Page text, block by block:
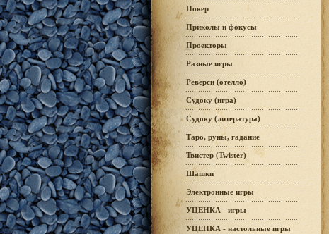
Покер
Приколы и фокусы
Проекторы
Разные игры
Реверси (отелло)
Судоку (игра)
Судоку (литература)
Таро, руны, гадание
Твистер (Twister)
Шашки
Электронные игры
УЦЕНКА - игры
УЦЕНКА - настольные игры